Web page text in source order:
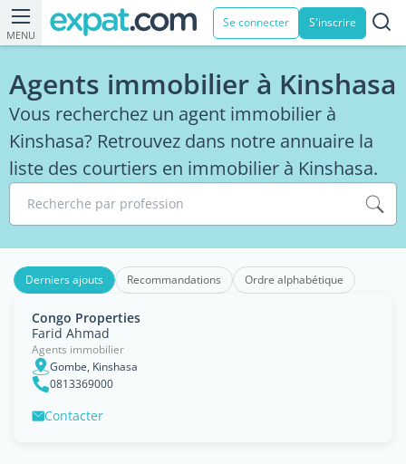
MENU
Se connecter S'inscrire
Agents immobilier à Kinshasa
Vous recherchez un agent immobilier à
Kinshasa? Retrouvez dans notre annuaire la
liste des courtiers en immobilier à Kinshasa.
Recherche par profession
Derniers ajouts Recommandations Ordre alphabétique
Congo Properties
Farid Ahmad
Agents immobilier
Gombe, Kinshasa
0813369000
Contacter